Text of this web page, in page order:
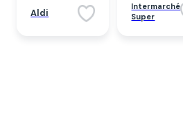
Aldi
Intermarché
Super